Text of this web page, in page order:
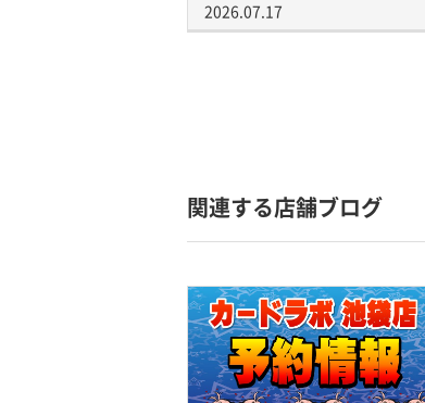
2026.07.17
関連する店舗ブログ